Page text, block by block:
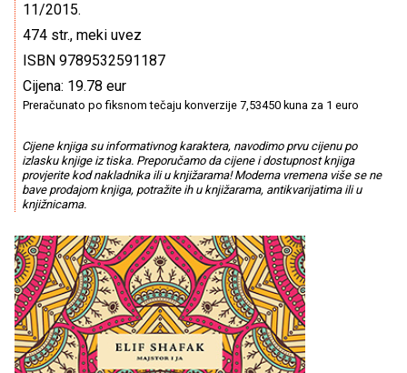
11/2015.
474 str., meki uvez
ISBN 9789532591187
Cijena: 19.78 eur
Preračunato po fiksnom tečaju konverzije 7,53450 kuna za 1 euro
Cijene knjiga su informativnog karaktera, navodimo prvu cijenu po
izlasku knjige iz tiska. Preporučamo da cijene i dostupnost knjiga
provjerite kod nakladnika ili u knjižarama! Moderna vremena više se ne
bave prodajom knjiga, potražite ih u knjižarama, antikvarijatima ili u
knjižnicama.